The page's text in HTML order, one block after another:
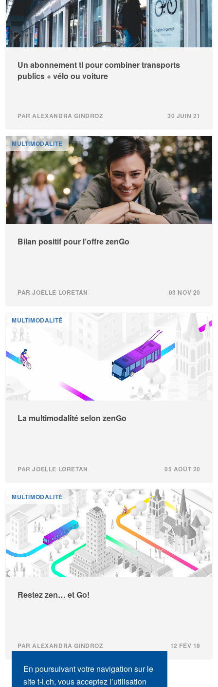
Un abonnement tl pour combiner transports
publics + vélo ou voiture
PAR ALEXANDRA GINDROZ 30 JUIN 21
MULTIMODALITE
Bilan positif pour l’offre zenGo
PAR JOELLE LORETAN 03 NOV 20
MULTIMODALITÉ
La multimodalité selon zenGo
PAR JOELLE LORETAN 05 AOÛT 20
MULTIMODALITÉ
Restez zen… et Go!
PAR ALEXANDRA GINDROZ 12 FÉV 19
En poursuivant votre navigation sur le
site t-l.ch, vous acceptez l’utilisation